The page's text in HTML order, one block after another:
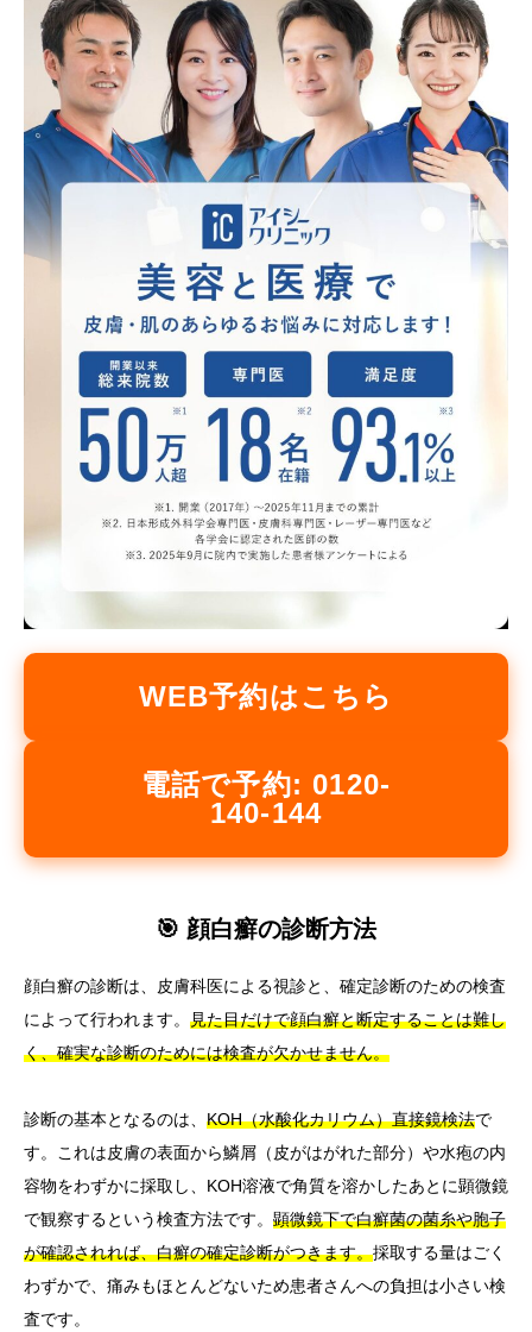
WEB予約はこちら
電話で予約: 0120-
140-144
🎯 顔白癬の診断方法
顔白癬の診断は、皮膚科医による視診と、確定診断のための検査
によって行われます。 見た目だけで顔白癬と断定することは難し
く、確実な診断のためには検査が欠かせません。
診断の基本となるのは、 KOH（水酸化カリウム）直接鏡検法で
す。これは皮膚の表面から鱗屑（皮がはがれた部分）や水疱の内
容物をわずかに採取し、KOH溶液で角質を溶かしたあとに顕微鏡
で観察するという検査方法です。 顕微鏡下で白癬菌の菌糸や胞子
が確認されれば、白癬の確定診断がつきます。採取する量はごく
わずかで、痛みもほとんどないため患者さんへの負担は小さい検
査です。